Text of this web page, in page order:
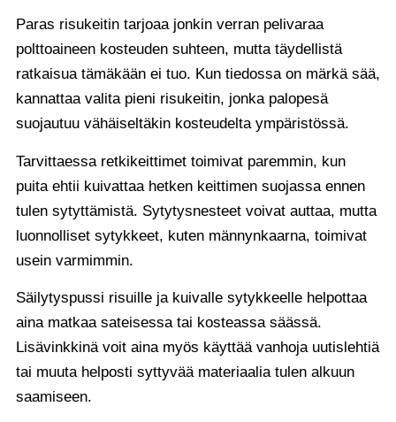
Paras risukeitin tarjoaa jonkin verran pelivaraa
polttoaineen kosteuden suhteen, mutta täydellistä
ratkaisua tämäkään ei tuo. Kun tiedossa on märkä sää,
kannattaa valita pieni risukeitin, jonka palopesä
suojautuu vähäiseltäkin kosteudelta ympäristössä.
Tarvittaessa retkikeittimet toimivat paremmin, kun
puita ehtii kuivattaa hetken keittimen suojassa ennen
tulen sytyttämistä. Sytytysnesteet voivat auttaa, mutta
luonnolliset sytykkeet, kuten männynkaarna, toimivat
usein varmimmin.
Säilytyspussi risuille ja kuivalle sytykkeelle helpottaa
aina matkaa sateisessa tai kosteassa säässä.
Lisävinkkinä voit aina myös käyttää vanhoja uutislehtiä
tai muuta helposti syttyvää materiaalia tulen alkuun
saamiseen.